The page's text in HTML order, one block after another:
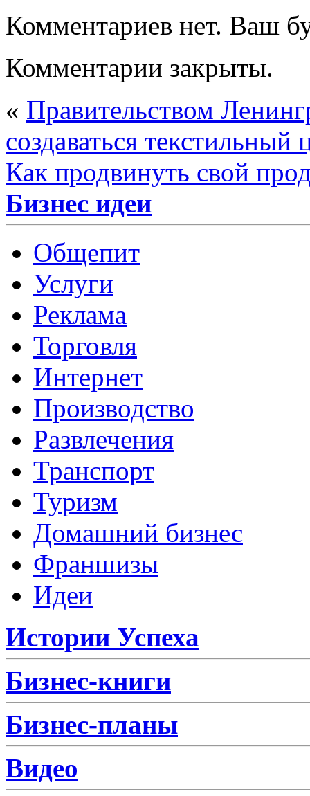
Комментариев нет. Ваш
Комментарии закрыты.
« Правительством
создаваться текстильный
Как продвинуть свой
Бизнес идеи
Общепит
Услуги
Реклама
Торговля
Интернет
Производство
Развлечения
Транспорт
Туризм
Домашний бизнес
Франшизы
Идеи
Истории Успеха
Бизнес-книги
Бизнес-планы
Видео